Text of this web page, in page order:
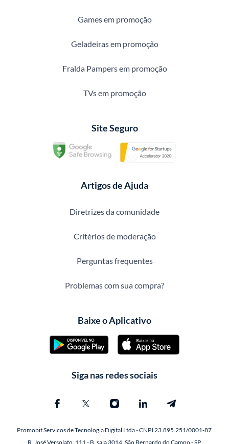
Games em promoção
Geladeiras em promoção
Fralda Pampers em promoção
TVs em promoção
Site Seguro
Artigos de Ajuda
Diretrizes da comunidade
Critérios de moderação
Perguntas frequentes
Problemas com sua compra?
Baixe o Aplicativo
Siga nas redes sociais
Promobit Servicos de Tecnologia Digital Ltda - CNPJ 23.895.251/0001-87
R. José Versolato, 111 - B, sala 3014, São Bernardo do Campo - SP